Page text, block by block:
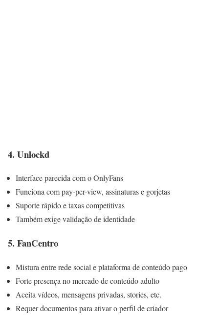
4. Unlockd
Interface parecida com o OnlyFans
Funciona com pay-per-view, assinaturas e gorjetas
Suporte rápido e taxas competitivas
Também exige validação de identidade
5. FanCentro
Mistura entre rede social e plataforma de conteúdo pago
Forte presença no mercado de conteúdo adulto
Aceita vídeos, mensagens privadas, stories, etc.
Requer documentos para ativar o perfil de criador